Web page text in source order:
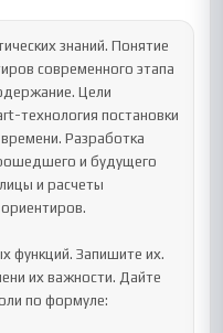
знаний. Понятие
современного этапа
Цели
технология постановки
Разработка
и будущего
и расчеты
функций. Запишите их.
их важности. Дайте
по формуле: